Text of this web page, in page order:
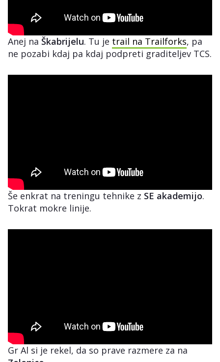
Anej na Škabrijelu. Tu je trail na Trailforks, pa
ne pozabi kdaj pa kdaj podpreti graditeljev TCS.
Še enkrat na treningu tehnike z SE akademijo.
Tokrat mokre linije.
Gr Al si je rekel, da so prave razmere za na